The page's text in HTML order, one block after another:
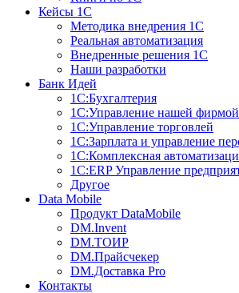
Кейсы 1С
Методика внедрения 1С
Реальная автоматизация
Внедренные решения 1С
Наши разработки
Банк Идей
1С:Бухгалтерия
1С:Управление нашей фирмой
1С:Управление торговлей
1С:Зарплата и управление
1С:Комплексная
1С:ERP Управление
Другое
Data Mobile
Продукт DataMobile
DM.Invent
DM.ТОИР
DM.Прайсчекер
DM.Доставка Pro
Контакты